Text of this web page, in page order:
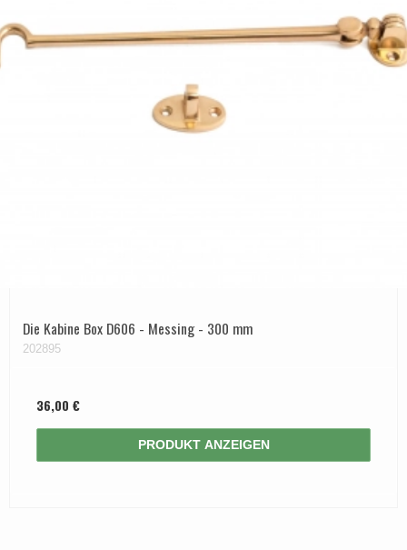
Die Kabine Box D606 - Messing - 300 mm
202895
36,00 €
PRODUKT ANZEIGEN